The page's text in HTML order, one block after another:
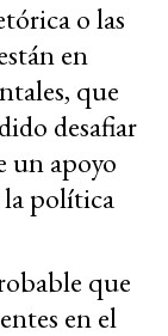
o las
en
que
desafiar
un apoyo
la política
que
en el